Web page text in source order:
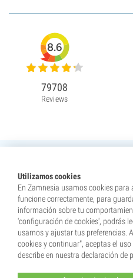
Utilizamos cookies
En Zamnesia usamos cookies para
funcione correctamente, para
información sobre tu
'configuración de cookies', podrás
usamos y ajustar tus preferencias.
cookies y continuar", aceptas el
describe en nuestra declaración de
8.6
79708
Reviews